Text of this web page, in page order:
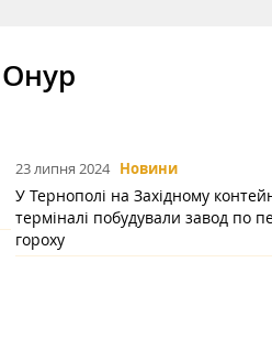
23 липня 2024 Новини
У Тернополі на Західному
терміналі побудували завод по
гороху